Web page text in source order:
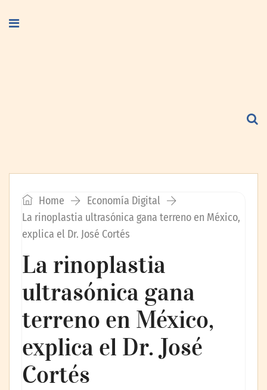
Home
Economía Digital
La rinoplastia ultrasónica gana terreno en México,
explica el Dr. José Cortés
La rinoplastia
ultrasónica gana
terreno en México,
explica el Dr. José
Cortés